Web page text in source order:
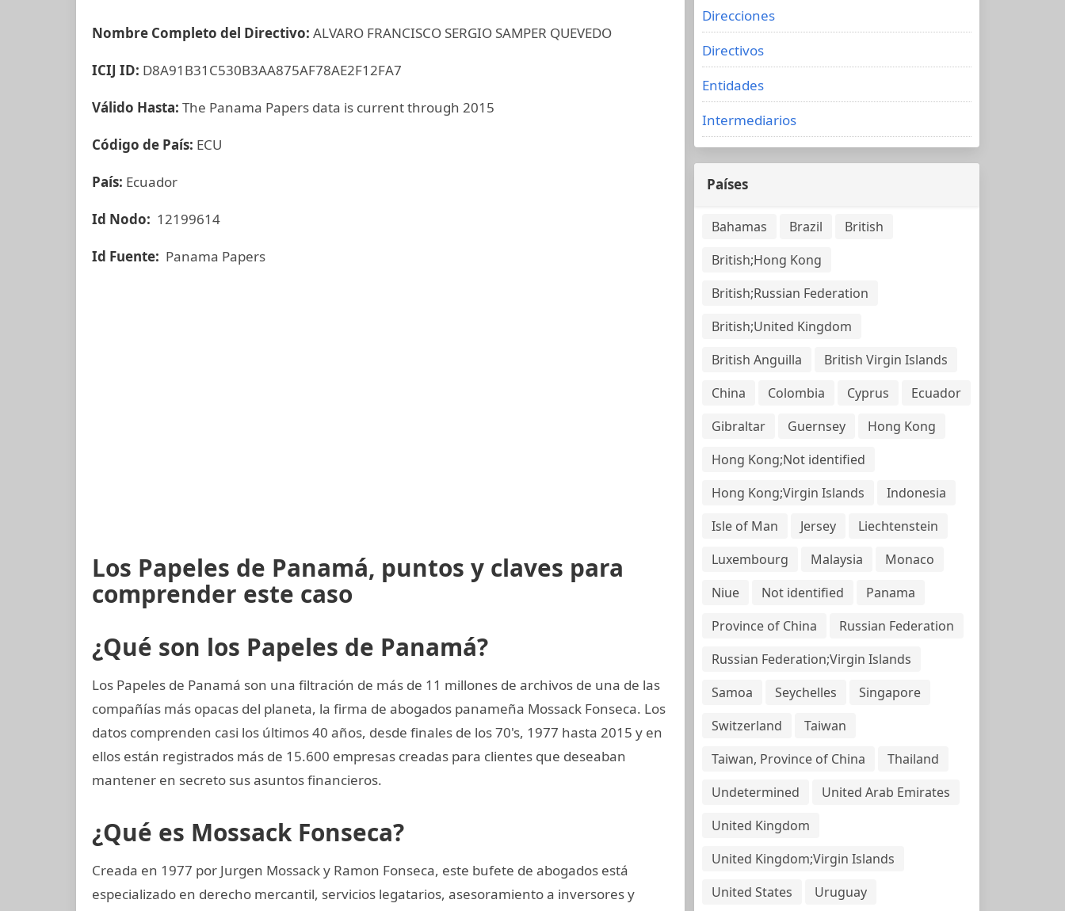
Nombre Completo del Directivo: ALVARO FRANCISCO SERGIO SAMPER QUEVEDO
ICIJ ID: D8A91B31C530B3AA875AF78AE2F12FA7
Válido Hasta: The Panama Papers data is current through 2015
Código de País: ECU
País: Ecuador
Id Nodo: 12199614
Id Fuente: Panama Papers
Los Papeles de Panamá, puntos y claves para
comprender este caso
¿Qué son los Papeles de Panamá?
Los Papeles de Panamá son una filtración de más de 11 millones de archivos de una de las
compañías más opacas del planeta, la firma de abogados panameña Mossack Fonseca. Los
datos comprenden casi los últimos 40 años, desde finales de los 70's, 1977 hasta 2015 y en
ellos están registrados más de 15.600 empresas creadas para clientes que deseaban
mantener en secreto sus asuntos financieros.
¿Qué es Mossack Fonseca?
Creada en 1977 por Jurgen Mossack y Ramon Fonseca, este bufete de abogados está
especializado en derecho mercantil, servicios legatarios, asesoramiento a inversores y
Direcciones
Directivos
Entidades
Intermediarios
Países
Bahamas Brazil
British
British;Hong Kong
British;Russian Federation
British;United Kingdom
British Anguilla
British Virgin Islands
China
Colombia Cyprus
Ecuador
Gibraltar
Guernsey
Hong Kong
Hong Kong;Not identified
Hong Kong;Virgin Islands
Indonesia
Isle of Man
Jersey
Liechtenstein
Luxembourg
Malaysia
Monaco
Niue
Not identified
Panama
Province of China
Russian Federation
Russian Federation;Virgin Islands
Samoa
Seychelles
Singapore
Switzerland
Taiwan
Taiwan, Province of China
Thailand
Undetermined
United Arab Emirates
United Kingdom
United Kingdom;Virgin Islands
United States
Uruguay